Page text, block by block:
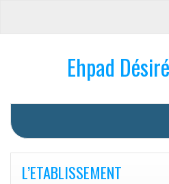
Ehpad
L’ETABLISSEMENT